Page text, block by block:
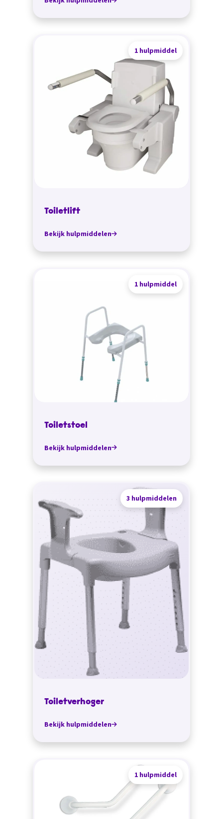
1 hulpmiddel
Toiletlift
Bekijk hulpmiddelen
1 hulpmiddel
Toiletstoel
Bekijk hulpmiddelen
3 hulpmiddelen
Toiletverhoger
Bekijk hulpmiddelen
1 hulpmiddel